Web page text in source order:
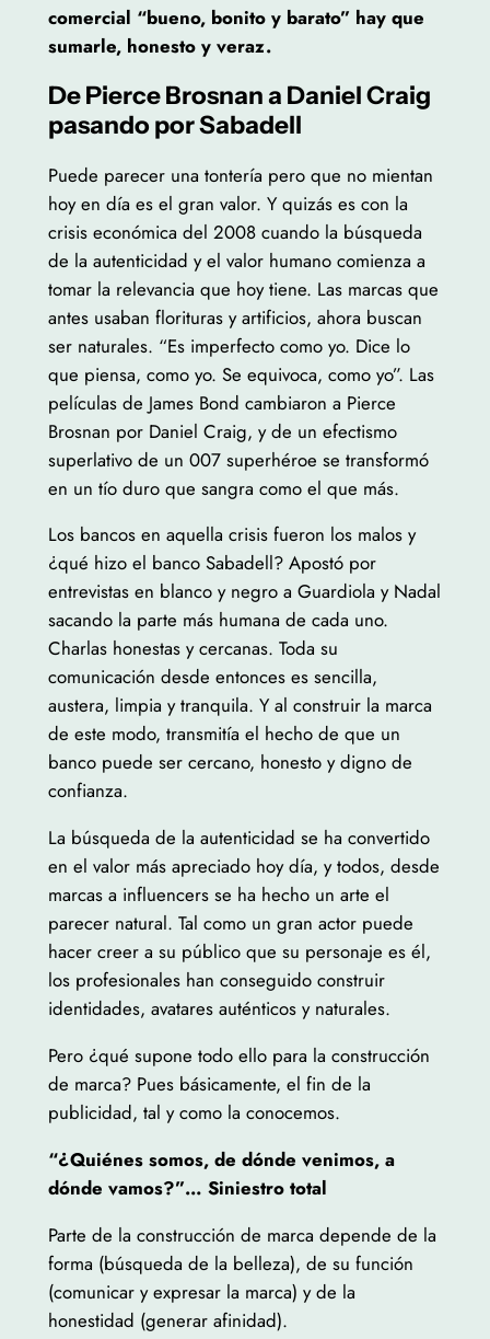
comercial “bueno, bonito y barato” hay que
sumarle, honesto y veraz.
De Pierce Brosnan a Daniel Craig
pasando por Sabadell
Puede parecer una tontería pero que no mientan
hoy en día es el gran valor. Y quizás es con la
crisis económica del 2008 cuando la búsqueda
de la autenticidad y el valor humano comienza a
tomar la relevancia que hoy tiene. Las marcas que
antes usaban florituras y artificios, ahora buscan
ser naturales. “Es imperfecto como yo. Dice lo
que piensa, como yo. Se equivoca, como yo”. Las
películas de James Bond cambiaron a Pierce
Brosnan por Daniel Craig, y de un efectismo
superlativo de un 007 superhéroe se transformó
en un tío duro que sangra como el que más.
Los bancos en aquella crisis fueron los malos y
¿qué hizo el banco Sabadell? Apostó por
entrevistas en blanco y negro a Guardiola y Nadal
sacando la parte más humana de cada uno.
Charlas honestas y cercanas. Toda su
comunicación desde entonces es sencilla,
austera, limpia y tranquila. Y al construir la marca
de este modo, transmitía el hecho de que un
banco puede ser cercano, honesto y digno de
confianza.
La búsqueda de la autenticidad se ha convertido
en el valor más apreciado hoy día, y todos, desde
marcas a influencers se ha hecho un arte el
parecer natural. Tal como un gran actor puede
hacer creer a su público que su personaje es él,
los profesionales han conseguido construir
identidades, avatares auténticos y naturales.
Pero ¿qué supone todo ello para la construcción
de marca? Pues básicamente, el fin de la
publicidad, tal y como la conocemos.
“¿Quiénes somos, de dónde venimos, a
dónde vamos?”… Siniestro total
Parte de la construcción de marca depende de la
forma (búsqueda de la belleza), de su función
(comunicar y expresar la marca) y de la
honestidad (generar afinidad).